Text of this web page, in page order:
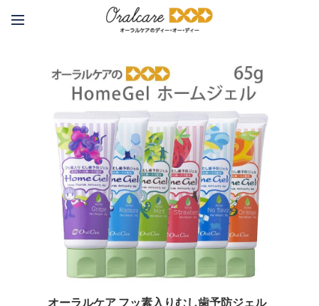
オーラルケア フッ素入りむし歯予防ジェル